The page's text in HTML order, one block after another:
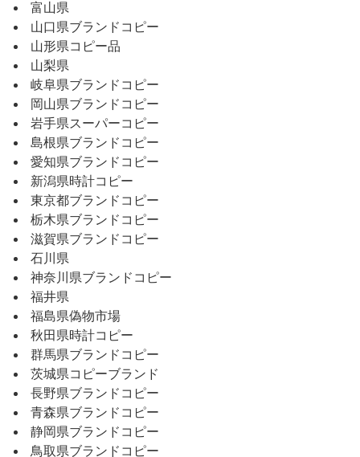
富山県
山口県ブランドコピー
山形県コピー品
山梨県
岐阜県ブランドコピー
岡山県ブランドコピー
岩手県スーパーコピー
島根県ブランドコピー
愛知県ブランドコピー
新潟県時計コピー
東京都ブランドコピー
栃木県ブランドコピー
滋賀県ブランドコピー
石川県
神奈川県ブランドコピー
福井県
福島県偽物市場
秋田県時計コピー
群馬県ブランドコピー
茨城県コピーブランド
長野県ブランドコピー
青森県ブランドコピー
静岡県ブランドコピー
鳥取県ブランドコピー